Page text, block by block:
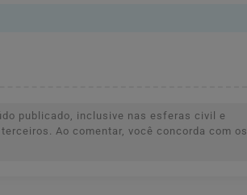
publicado, inclusive nas esferas civil e
Ao comentar, você concorda com os